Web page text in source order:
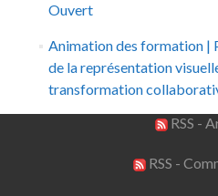
Ouvert
Animation des formation |
de la représentation
transformation
RSS -
RSS -